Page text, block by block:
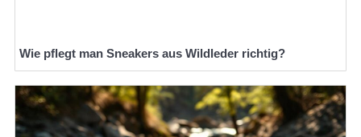
Wie pflegt man Sneakers aus Wildleder richtig?